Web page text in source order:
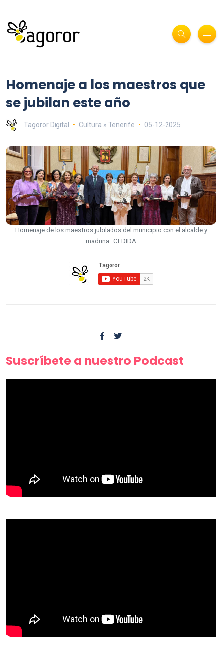
Homenaje a los maestros que
se jubilan este año
Tagoror Digital Cultura » Tenerife 05-12-2025
Homenaje de los maestros jubilados del municipio con el alcalde y
madrina | CEDIDA
Suscríbete a nuestro Podcast